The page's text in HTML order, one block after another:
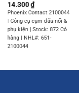
14.300₫
Phoenix Contact 2100044
| Công cụ cụm đấu nối &
phụ kiện | Stock: 872 Có
hàng | NHL#: 651-
2100044